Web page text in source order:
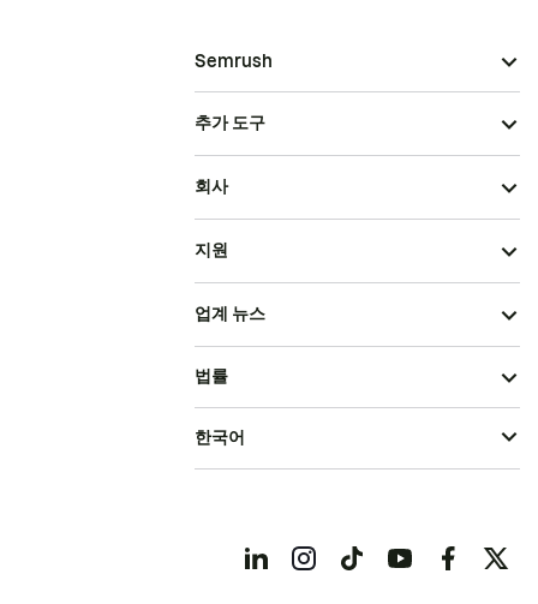
Semrush
추가 도구
회사
지원
업계 뉴스
법률
한국어